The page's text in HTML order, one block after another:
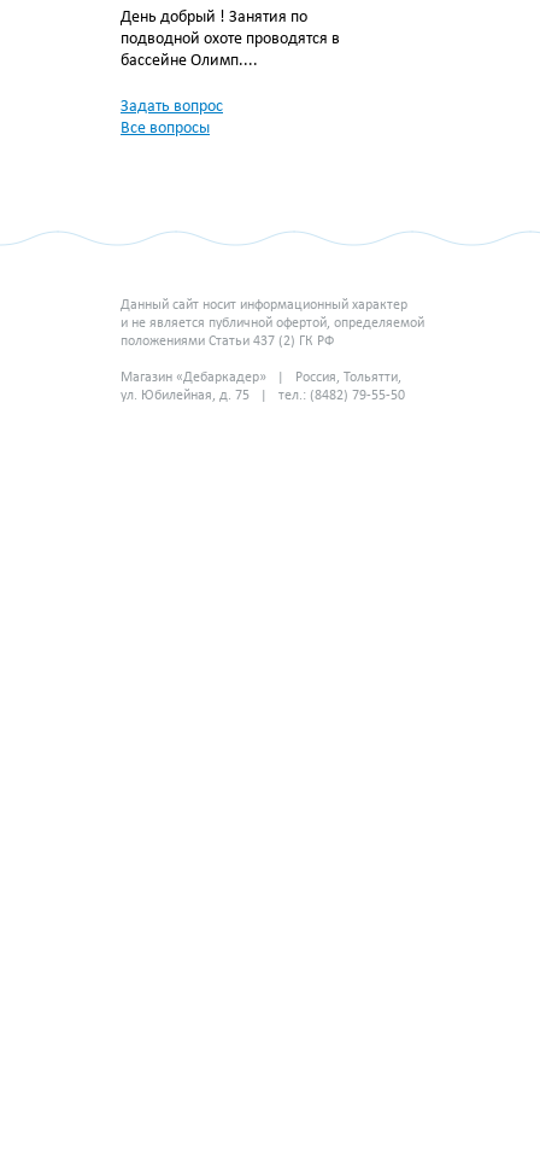
День добрый ! Занятия по
подводной охоте проводятся в
бассейне Олимп....
Задать вопрос
Все вопросы
Данный сайт носит информационный характер
и не является публичной офертой, определяемой
положениями Статьи 437 (2) ГК РФ
Магазин «Дебаркадер» | Россия, Тольятти,
ул. Юбилейная, д. 75 | тел.: (8482) 79-55-50